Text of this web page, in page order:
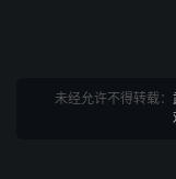
未经允许不得转载：